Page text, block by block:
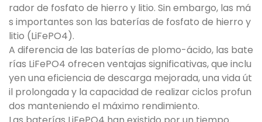
rador de fosfato de hierro y litio. Sin embargo, las má
s importantes son las baterías de fosfato de hierro y
litio (LiFePO4).
A diferencia de las baterías de plomo-ácido, las bate
rías LiFePO4 ofrecen ventajas significativas, que inclu
yen una eficiencia de descarga mejorada, una vida út
il prolongada y la capacidad de realizar ciclos profun
dos manteniendo el máximo rendimiento.